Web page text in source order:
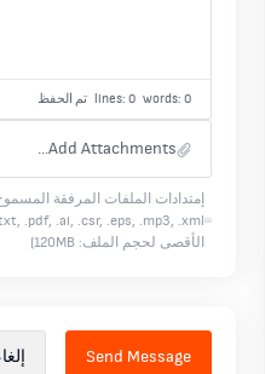
lines: 0 words: 0 تم الحفظ
Add Attachments...
الأقصى لحجم الملف: 120MB)